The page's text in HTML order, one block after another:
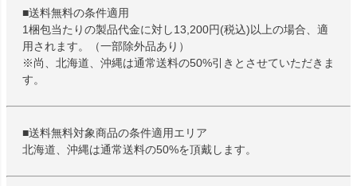
■送料無料の条件適用
1梱包当たりの製品代金に対し13,200円(税込)以上の場合、適
用されます。（一部除外品あり）
※尚、北海道、沖縄は通常送料の50%引きとさせていただきま
す。
■送料無料対象商品の条件適用エリア
北海道、沖縄は通常送料の50%を頂戴します。